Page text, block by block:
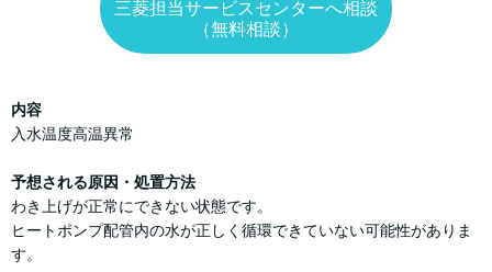
三菱担当サービスセンターへ相談
（無料相談）
内容
入水温度高温異常
予想される原因・処置方法
わき上げが正常にできない状態です。
ヒートポンプ配管内の水が正しく循環できていない可能性がありま
す。